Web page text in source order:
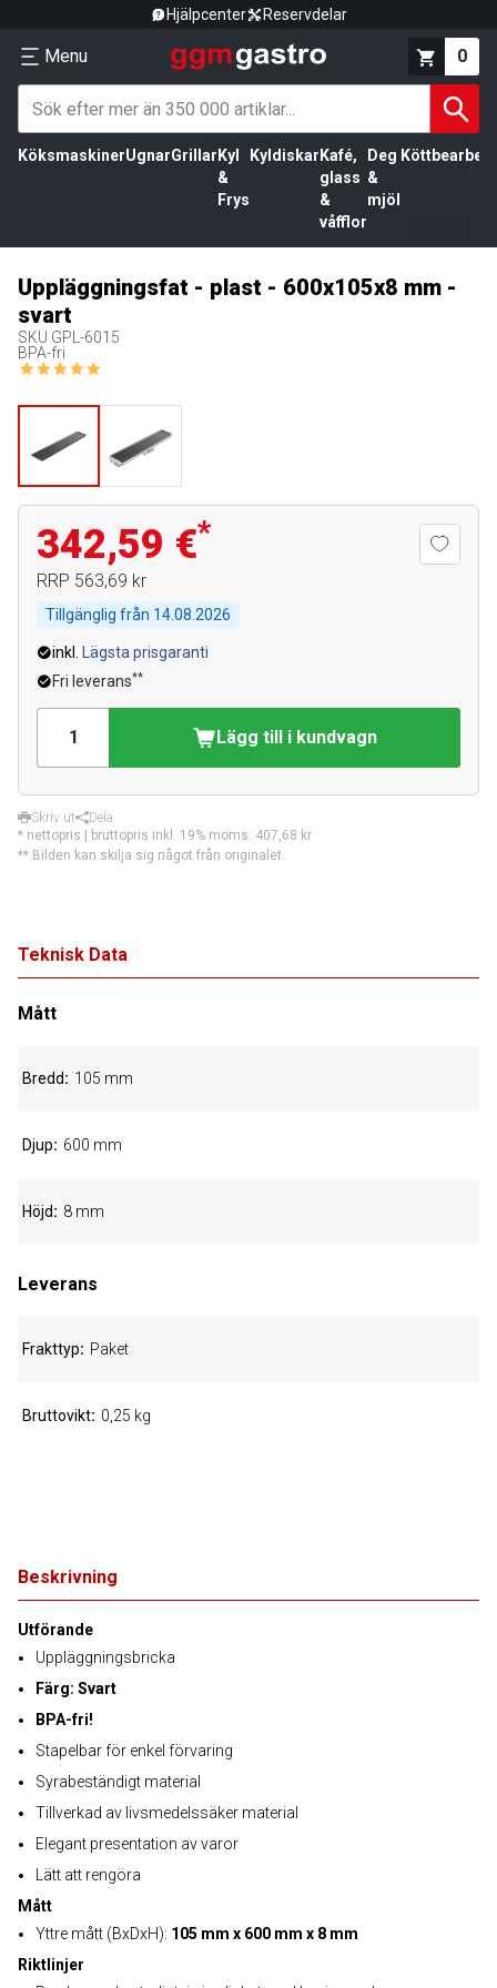
Hjälpcenter Reservdelar
Menu 0
KöksmaskinerUgnarGrillar Kyl
&
Frys
Kyldiskar Kafé,
glass
&
våfflor
Deg
&
mjöl
Uppläggningsfat - plast - 600x105x8 mm -
svart
SKU GPL-6015
BPA-fri
342,59 €*
RRP 563,69 kr
Tillgänglig från 14.08.2026
inkl.
Lägsta prisgaranti
Fri leverans**
Lägg till i kundvagn
Skriv ut
Dela
* nettopris | bruttopris inkl. 19% moms: 407,68 kr
** Bilden kan skilja sig något från originalet.
Beskrivning
Utförande
Uppläggningsbricka
Färg: Svart
BPA-fri!
Stapelbar för enkel förvaring
Syrabeständigt material
Tillverkad av livsmedelssäker material
Elegant presentation av varor
Lätt att rengöra
Mått
Yttre mått (BxDxH): 105 mm x 600 mm x 8 mm
Riktlinjer
Teknisk Data
Mått
Bredd 105 mm
Djup 600 mm
Höjd 8 mm
Leverans
Frakttyp Paket
Bruttovikt 0,25 kg